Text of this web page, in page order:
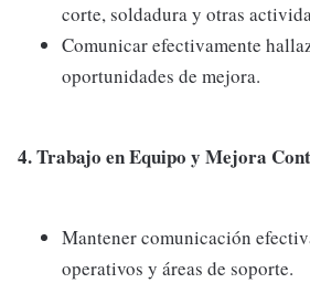
corte, soldadura y otras
Comunicar efectivamente
oportunidades de mejora.
4. Trabajo en Equipo y Mejora
Mantener comunicación
operativos y áreas de soporte.